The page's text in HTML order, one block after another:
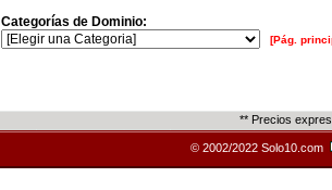
Categorías de Dominio:
[Pág.
** Precios
© 2002/2022 Solo10.com